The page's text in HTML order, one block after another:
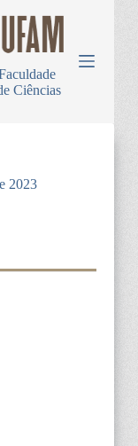
Ciências
2023